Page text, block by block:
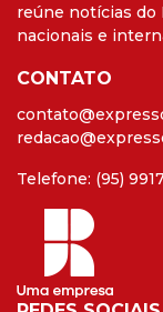
reúne notícias do
nacionais e
CONTATO
Telefone: (95)